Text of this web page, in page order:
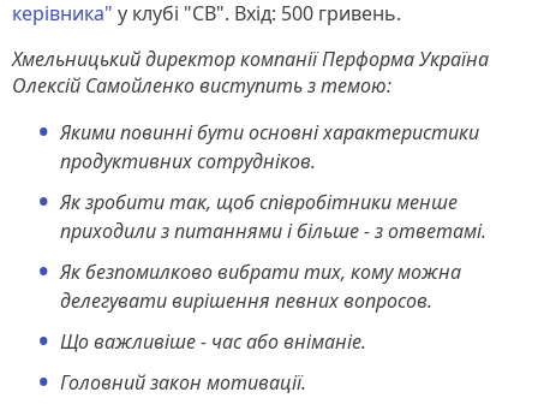
керівника" у клубі "СВ". Вхід: 500 гривень.
Хмельницький директор компанії Перформа Україна
Олексій Самойленко виступить з темою:
Якими повинні бути основні характеристики
продуктивних сотрудніков.
Як зробити так, щоб співробітники менше
приходили з питаннями і більше - з ответамі.
Як безпомилково вибрати тих, кому можна
делегувати вирішення певних вопросов.
Що важливіше - час або вніманіе.
Головний закон мотивації.